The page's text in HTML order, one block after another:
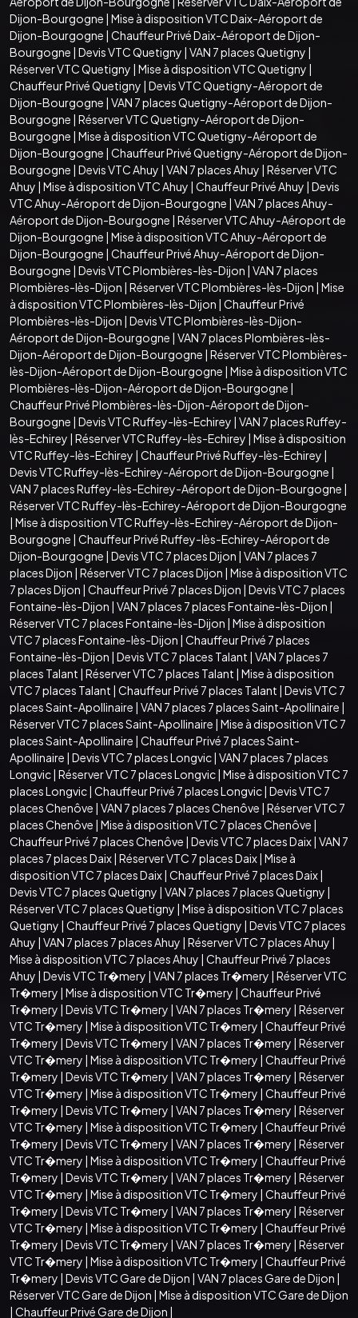
Dijon-Bourgogne | Mise à disposition VTC Daix-Aéroport de
Dijon-Bourgogne | Chauffeur Privé Daix-Aéroport de Dijon-
Bourgogne | Devis VTC Quetigny | VAN 7 places Quetigny |
Réserver VTC Quetigny | Mise à disposition VTC Quetigny |
Chauffeur Privé Quetigny | Devis VTC Quetigny-Aéroport de
Dijon-Bourgogne | VAN 7 places Quetigny-Aéroport de Dijon-
Bourgogne | Réserver VTC Quetigny-Aéroport de Dijon-
Bourgogne | Mise à disposition VTC Quetigny-Aéroport de
Dijon-Bourgogne | Chauffeur Privé Quetigny-Aéroport de Dijon-
Bourgogne | Devis VTC Ahuy | VAN 7 places Ahuy | Réserver VTC
Ahuy | Mise à disposition VTC Ahuy | Chauffeur Privé Ahuy | Devis
VTC Ahuy-Aéroport de Dijon-Bourgogne | VAN 7 places Ahuy-
Aéroport de Dijon-Bourgogne | Réserver VTC Ahuy-Aéroport de
Dijon-Bourgogne | Mise à disposition VTC Ahuy-Aéroport de
Dijon-Bourgogne | Chauffeur Privé Ahuy-Aéroport de Dijon-
Bourgogne | Devis VTC Plombières-lès-Dijon | VAN 7 places
Plombières-lès-Dijon | Réserver VTC Plombières-lès-Dijon | Mise
à disposition VTC Plombières-lès-Dijon | Chauffeur Privé
Plombières-lès-Dijon | Devis VTC Plombières-lès-Dijon-
Aéroport de Dijon-Bourgogne | VAN 7 places Plombières-lès-
Dijon-Aéroport de Dijon-Bourgogne | Réserver VTC Plombières-
lès-Dijon-Aéroport de Dijon-Bourgogne | Mise à disposition VTC
Plombières-lès-Dijon-Aéroport de Dijon-Bourgogne |
Chauffeur Privé Plombières-lès-Dijon-Aéroport de Dijon-
Bourgogne | Devis VTC Ruffey-lès-Echirey | VAN 7 places Ruffey-
lès-Echirey | Réserver VTC Ruffey-lès-Echirey | Mise à disposition
VTC Ruffey-lès-Echirey | Chauffeur Privé Ruffey-lès-Echirey |
Devis VTC Ruffey-lès-Echirey-Aéroport de Dijon-Bourgogne |
VAN 7 places Ruffey-lès-Echirey-Aéroport de Dijon-Bourgogne |
Réserver VTC Ruffey-lès-Echirey-Aéroport de Dijon-Bourgogne
| Mise à disposition VTC Ruffey-lès-Echirey-Aéroport de Dijon-
Bourgogne | Chauffeur Privé Ruffey-lès-Echirey-Aéroport de
Dijon-Bourgogne | Devis VTC 7 places Dijon | VAN 7 places 7
places Dijon | Réserver VTC 7 places Dijon | Mise à disposition VTC
7 places Dijon | Chauffeur Privé 7 places Dijon | Devis VTC 7 places
Fontaine-lès-Dijon | VAN 7 places 7 places Fontaine-lès-Dijon |
Réserver VTC 7 places Fontaine-lès-Dijon | Mise à disposition
VTC 7 places Fontaine-lès-Dijon | Chauffeur Privé 7 places
Fontaine-lès-Dijon | Devis VTC 7 places Talant | VAN 7 places 7
places Talant | Réserver VTC 7 places Talant | Mise à disposition
VTC 7 places Talant | Chauffeur Privé 7 places Talant | Devis VTC 7
places Saint-Apollinaire | VAN 7 places 7 places Saint-Apollinaire |
Réserver VTC 7 places Saint-Apollinaire | Mise à disposition VTC 7
places Saint-Apollinaire | Chauffeur Privé 7 places Saint-
Apollinaire | Devis VTC 7 places Longvic| VAN 7 places 7 places
Longvic| Réserver VTC 7 places Longvic| Mise à disposition VTC 7
places Longvic| Chauffeur Privé 7 places Longvic| Devis VTC 7
places Chenôve | VAN 7 places 7 places Chenôve | Réserver VTC 7
places Chenôve | Mise à disposition VTC 7 places Chenôve |
Chauffeur Privé 7 places Chenôve | Devis VTC 7 places Daix| VAN 7
places 7 places Daix| Réserver VTC 7 places Daix| Mise à
disposition VTC 7 places Daix| Chauffeur Privé 7 places Daix|
Devis VTC 7 places Quetigny | VAN 7 places 7 places Quetigny |
Réserver VTC 7 places Quetigny | Mise à disposition VTC 7 places
Quetigny | Chauffeur Privé 7 places Quetigny | Devis VTC 7 places
Ahuy | VAN 7 places 7 places Ahuy | Réserver VTC 7 places Ahuy |
Mise à disposition VTC 7 places Ahuy | Chauffeur Privé 7 places
Ahuy | Devis VTC Tr�mery | VAN 7 places Tr�mery | Réserver VTC
Tr�mery | Mise à disposition VTC Tr�mery | Chauffeur Privé
Tr�mery | Devis VTC Tr�mery | VAN 7 places Tr�mery | Réserver
VTC Tr�mery | Mise à disposition VTC Tr�mery | Chauffeur Privé
Tr�mery | Devis VTC Tr�mery | VAN 7 places Tr�mery | Réserver
VTC Tr�mery | Mise à disposition VTC Tr�mery | Chauffeur Privé
Tr�mery | Devis VTC Tr�mery | VAN 7 places Tr�mery | Réserver
VTC Tr�mery | Mise à disposition VTC Tr�mery | Chauffeur Privé
Tr�mery | Devis VTC Tr�mery | VAN 7 places Tr�mery | Réserver
VTC Tr�mery | Mise à disposition VTC Tr�mery | Chauffeur Privé
Tr�mery | Devis VTC Tr�mery | VAN 7 places Tr�mery | Réserver
VTC Tr�mery | Mise à disposition VTC Tr�mery | Chauffeur Privé
Tr�mery | Devis VTC Tr�mery | VAN 7 places Tr�mery | Réserver
VTC Tr�mery | Mise à disposition VTC Tr�mery | Chauffeur Privé
Tr�mery | Devis VTC Tr�mery | VAN 7 places Tr�mery | Réserver
VTC Tr�mery | Mise à disposition VTC Tr�mery | Chauffeur Privé
Tr�mery | Devis VTC Tr�mery | VAN 7 places Tr�mery | Réserver
VTC Tr�mery | Mise à disposition VTC Tr�mery | Chauffeur Privé
Tr�mery | Devis VTC Gare de Dijon | VAN 7 places Gare de Dijon |
Réserver VTC Gare de Dijon | Mise à disposition VTC Gare de Dijon
| Chauffeur Privé Gare de Dijon |